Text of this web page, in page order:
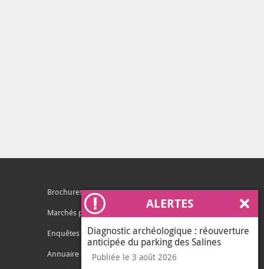
ALERTES
Diagnostic archéologique : réouverture
anticipée du parking des Salines
Publiée le 3 août 2026
Brochures
Marchés publics
Enquêtes publiques
Annuaire des services